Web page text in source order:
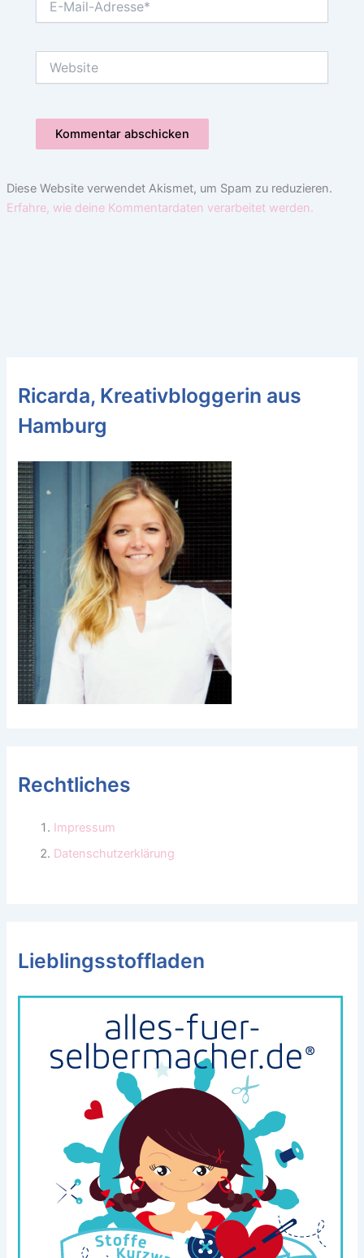
Mail-
Diese Website verwendet Akismet, um Spam zu reduzieren.
Erfahre, wie deine Kommentardaten verarbeitet werden.
Ricarda, Kreativbloggerin aus
Hamburg
Rechtliches
Impressum
Datenschutzerklärung
Lieblingsstoffladen